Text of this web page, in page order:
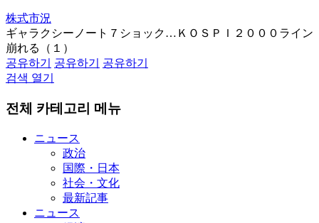
株式市況
ギャラクシーノート７ショック…ＫＯＳＰＩ２０００ライン
崩れる（１）
공유하기
공유하기
공유하기
검색 열기
전체 카테고리 메뉴
ニュース
政治
国際・日本
社会・文化
最新記事
ニュース